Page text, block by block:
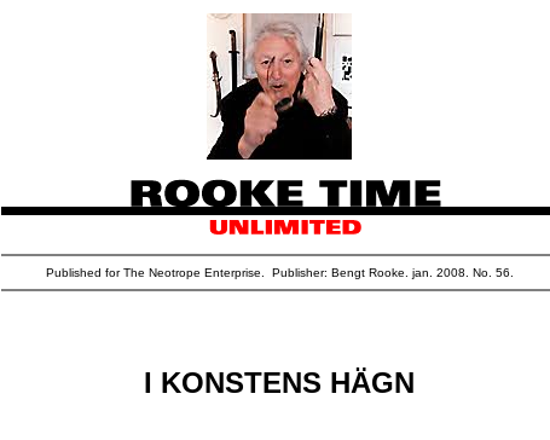
Published for The Neotrope Enterprise. Publisher: Bengt Rooke. jan. 2008. No. 56.
I KONSTENS HÄGN